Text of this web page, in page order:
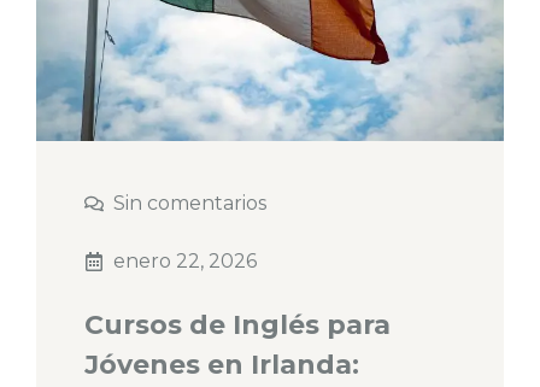
Sin comentarios
enero 22, 2026
Cursos de Inglés para
Jóvenes en Irlanda: